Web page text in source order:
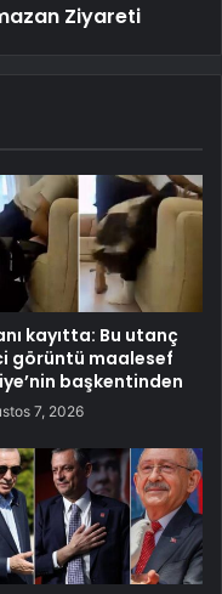
Ziyareti
kayıtta: Bu utanç
görüntü maalesef
başkentinden
7, 2026